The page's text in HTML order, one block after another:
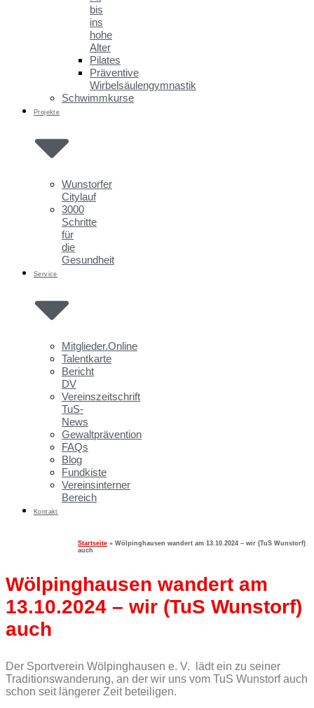
bis
ins
hohe
Alter
Pilates
Präventive
Wirbelsäulengymnastik
Schwimmkurse
Projekte
Wunstorfer
Citylauf
3000
Schritte
für
die
Gesundheit
Service
Mitglieder.Online
Talentkarte
Bericht
DV
Vereinszeitschrift
TuS-
News
Gewaltprävention
FAQs
Blog
Fundkiste
Vereinsinterner
Bereich
Kontakt
Startseite » Wölpinghausen wandert am 13.10.2024 – wir (TuS Wunstorf)
auch
Wölpinghausen wandert am
13.10.2024 – wir (TuS Wunstorf)
auch
Der Sportverein Wölpinghausen e. V. lädt ein zu seiner
Traditionswanderung, an der wir uns vom TuS Wunstorf auch
schon seit längerer Zeit beteiligen.